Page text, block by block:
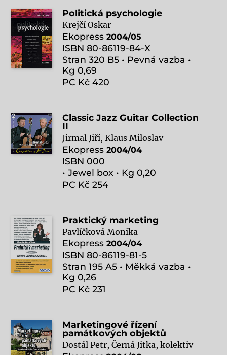
Politická psychologie
Krejčí Oskar
Ekopress 2004/05
ISBN 80-86119-84-X
Stran 320 B5 • Pevná vazba •
Kg 0,69
PC Kč 420
Classic Jazz Guitar Collection
II
Jirmal Jiří, Klaus Miloslav
Ekopress 2004/04
ISBN 000
• Jewel box • Kg 0,20
PC Kč 254
Praktický marketing
Pavlíčková Monika
Ekopress 2004/04
ISBN 80-86119-81-5
Stran 195 A5 • Měkká vazba •
Kg 0,26
PC Kč 231
Marketingové řízení
památkových objektů
Dostál Petr, Černá Jitka, kolektiv